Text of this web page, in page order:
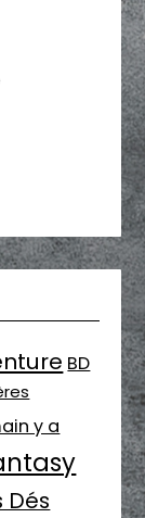
BD
y a
Dés